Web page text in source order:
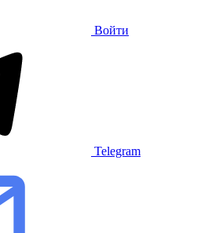
Войти
Telegram